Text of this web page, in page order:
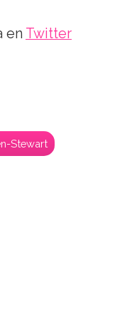
en Twitter
Stewart